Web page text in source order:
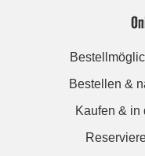
Bestellen &
Kaufen & in